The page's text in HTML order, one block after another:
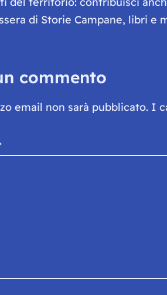
di Storie Campane, libri e
commento
email non sarà pubblicato. I